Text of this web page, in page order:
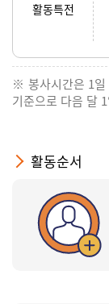
활동특전
봉사시간은 1
기준으로 다음 달
활동순서